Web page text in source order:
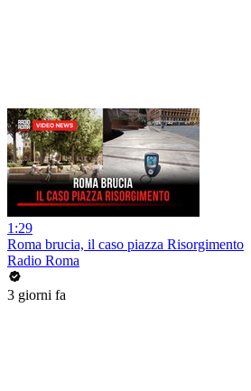
1:29
Roma brucia, il caso piazza Risorgimento
Radio Roma
3 giorni fa